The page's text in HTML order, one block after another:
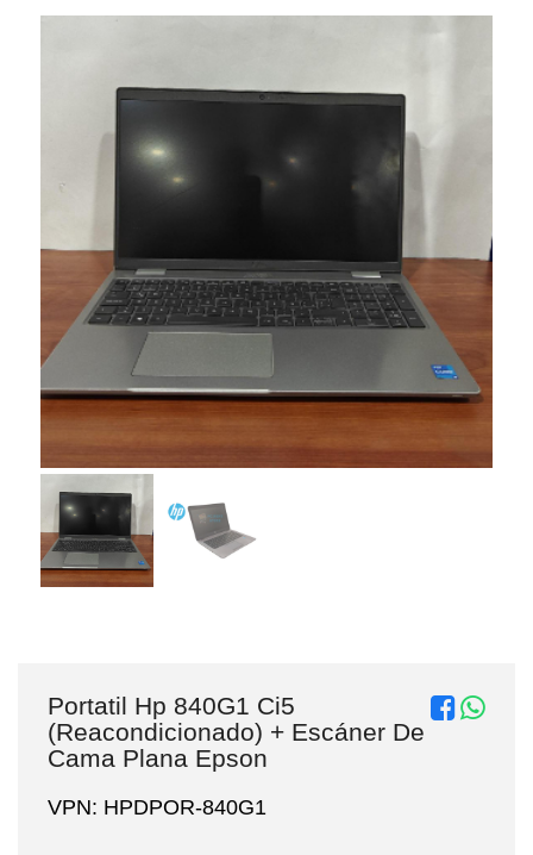
Portatil Hp 840G1 Ci5
(Reacondicionado) + Escáner De
Cama Plana Epson
VPN: HPDPOR-840G1